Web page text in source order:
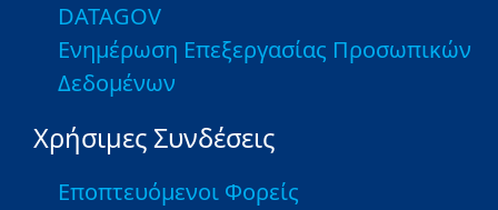
DATAGOV
Ενημέρωση Επεξεργασίας Προσωπικών
Δεδομένων
Χρήσιμες Συνδέσεις
Εποπτευόμενοι Φορείς